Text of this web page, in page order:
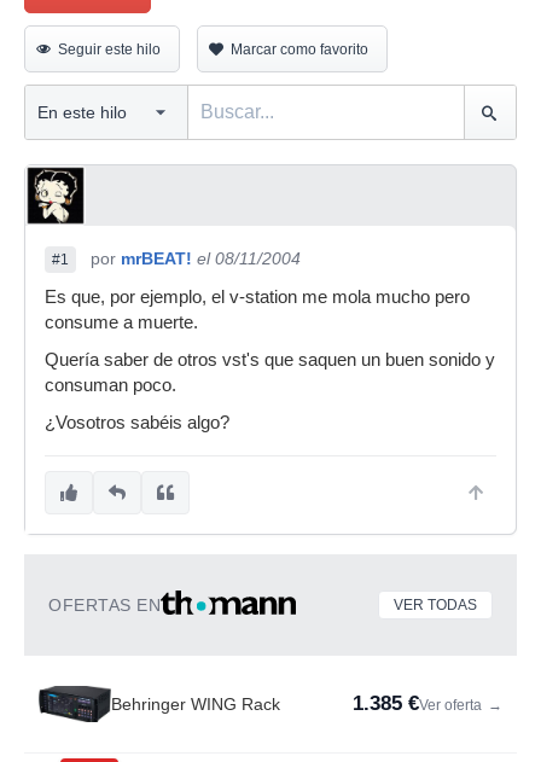
Seguir este hilo Marcar como favorito
#1 por mrBEAT! el 08/11/2004
Es que, por ejemplo, el v-station me mola mucho pero
consume a muerte.
Quería saber de otros vst's que saquen un buen sonido y
consuman poco.
¿Vosotros sabéis algo?
OFERTAS EN VER TODAS
Behringer WING Rack 1.385 €Ver oferta →